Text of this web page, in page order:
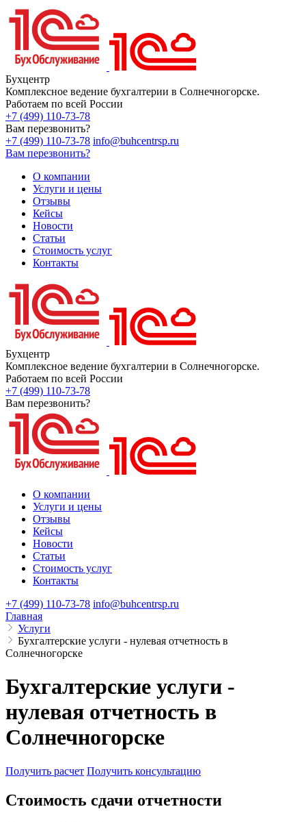
Бухцентр
Комплексное ведение бухгалтерии в Солнечногорске.
Работаем по всей России
+7 (499) 110-73-78
Вам перезвонить?
+7 (499) 110-73-78 info@buhcentrsp.ru
Вам перезвонить?
О компании
Услуги и цены
Отзывы
Кейсы
Новости
Статьи
Стоимость услуг
Контакты
Бухцентр
Комплексное ведение бухгалтерии в Солнечногорске.
Работаем по всей России
+7 (499) 110-73-78
Вам перезвонить?
О компании
Услуги и цены
Отзывы
Кейсы
Новости
Статьи
Стоимость услуг
Контакты
+7 (499) 110-73-78 info@buhcentrsp.ru
Главная
Услуги
Бухгалтерские услуги - нулевая отчетность в
Солнечногорске
Бухгалтерские услуги -
нулевая отчетность в
Солнечногорске
Получить расчет Получить консультацию
Cтоимость сдачи отчетности